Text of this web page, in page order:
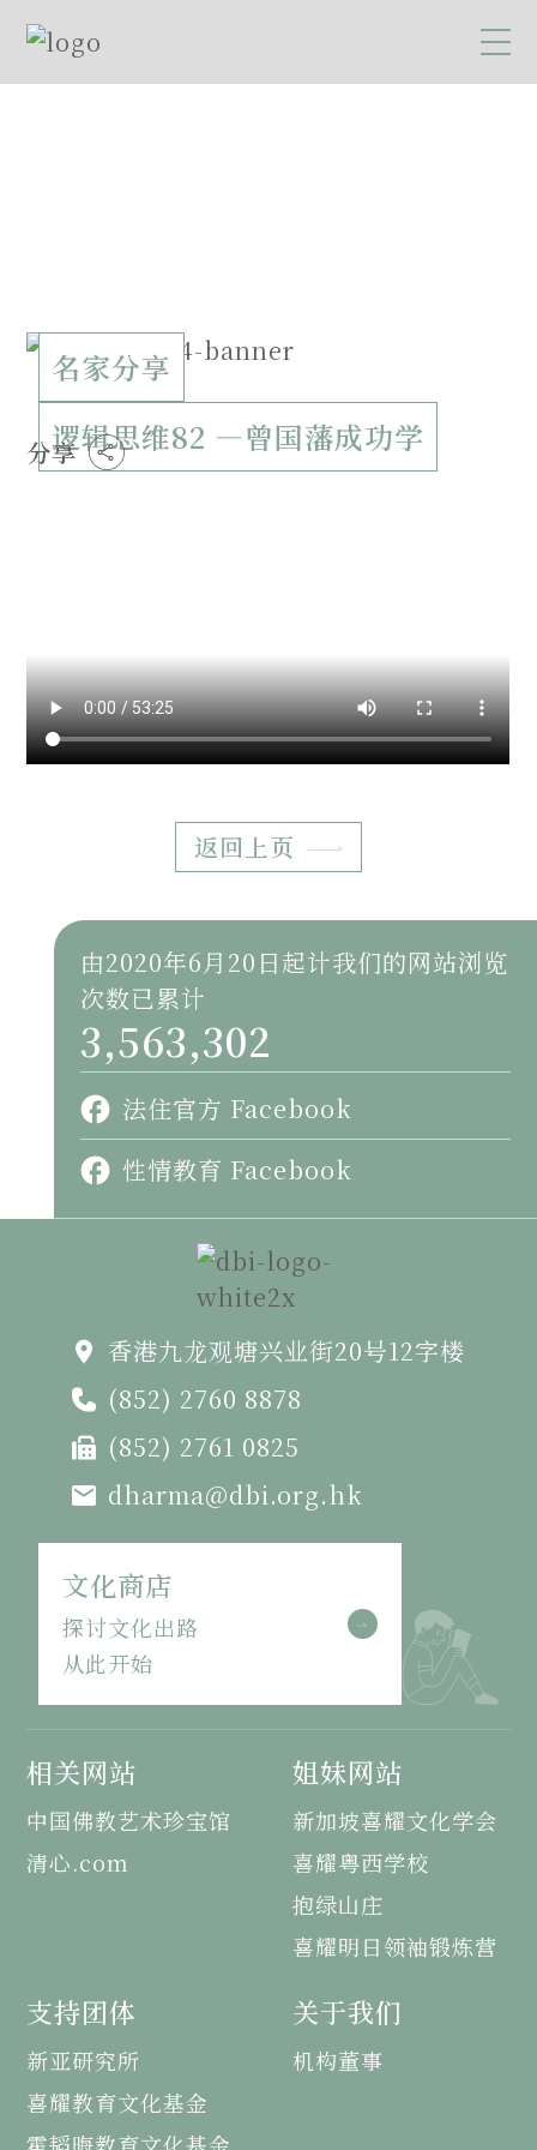
名家分享
逻辑思维82 —曾国藩成功学
分享
返回上页
由2020年6月20日起计我们的网站浏览
次数已累计
3,563,302
法住官方 Facebook
性情教育 Facebook
香港九龙观塘兴业街20号12字楼
(852) 2760 8878
(852) 2761 0825
dharma@dbi.org.hk
文化商店
探讨文化出路
从此开始
相关网站
中国佛教艺术珍宝馆
清心.com
姐妹网站
新加坡喜耀文化学会
喜耀粤西学校
抱绿山庄
喜耀明日领袖锻炼营
支持团体
新亚研究所
喜耀教育文化基金
关于我们
机构董事